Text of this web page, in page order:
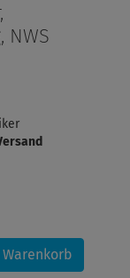
NWS